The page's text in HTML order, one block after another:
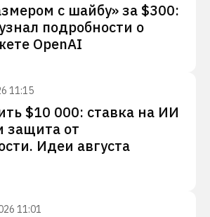
с шайбу» за $300:
подробности о
OpenAI
11:15
$10 000: ставка на ИИ
защита от
Идеи августа
11:01